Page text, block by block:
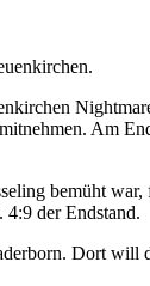
Am
bemüht
der Endstand.
Dort